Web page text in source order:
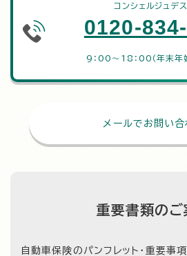
コンシェルジュデ
0120-
9：00～18：00（年末年
メールでお問い合
重要書類のご
自動車保険のパンフレット・重要事